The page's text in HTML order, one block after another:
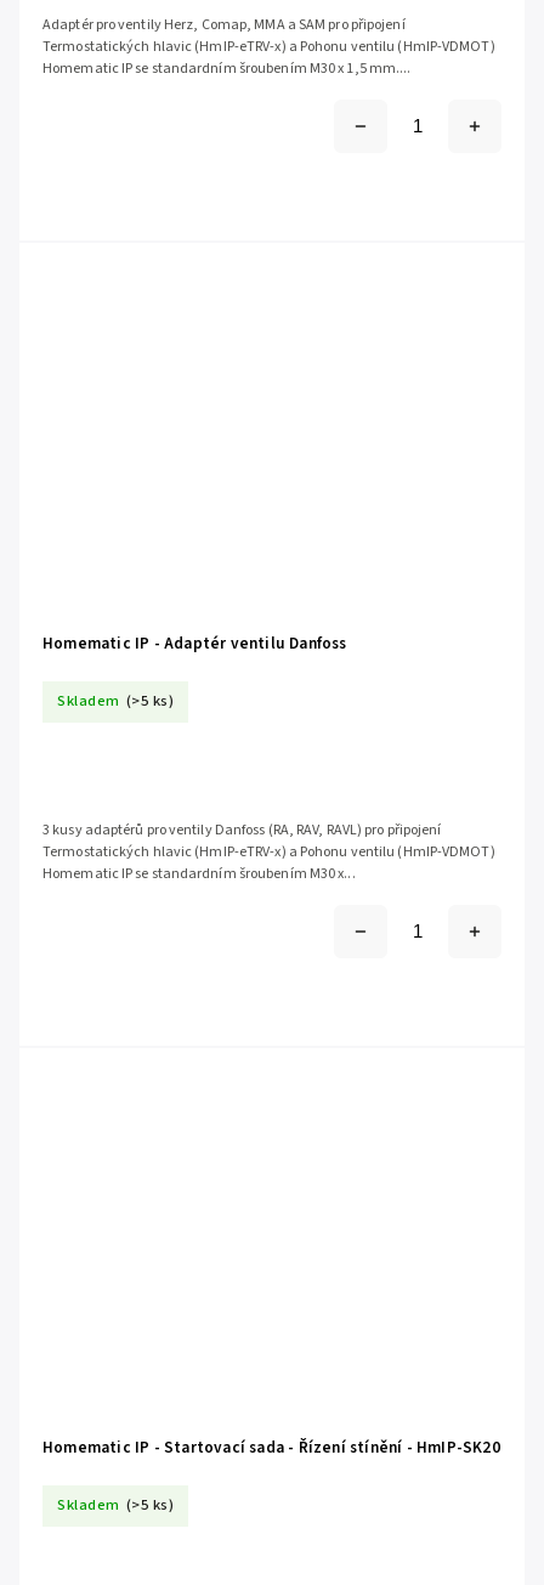
Adaptér pro ventily Herz, Comap, MMA a SAM pro připojení
Termostatických hlavic (HmIP-eTRV-x) a Pohonu ventilu (HmIP-VDMOT)
Homematic IP se standardním šroubením M30 x 1,5 mm....
Homematic IP - Adaptér ventilu Danfoss
Skladem (>5 ks)
3 kusy adaptérů pro ventily Danfoss (RA, RAV, RAVL) pro připojení
Termostatických hlavic (HmIP-eTRV-x) a Pohonu ventilu (HmIP-VDMOT)
Homematic IP se standardním šroubením M30 x...
Homematic IP - Startovací sada - Řízení stínění - HmIP-SK20
Skladem (>5 ks)